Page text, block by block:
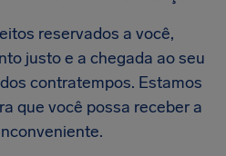
reservados a você,
justo e a chegada ao seu
contratempos. Estamos
que você possa receber a